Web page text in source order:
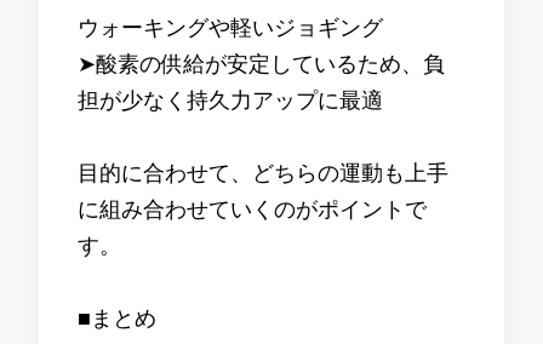
ウォーキングや軽いジョギング
➤酸素の供給が安定しているため、負
担が少なく持久力アップに最適
目的に合わせて、どちらの運動も上手
に組み合わせていくのがポイントで
す。
■まとめ